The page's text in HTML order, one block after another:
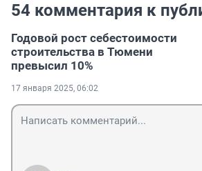
54 комментария к
Годовой рост себестоимости
строительства в Тюмени
превысил 10%
17 января 2025, 06:02